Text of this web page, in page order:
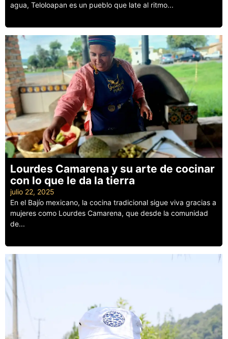
agua, Teloloapan es un pueblo que late al ritmo...
Lourdes Camarena y su arte de cocinar
con lo que le da la tierra
julio 22, 2025
En el Bajío mexicano, la cocina tradicional sigue viva gracias a
mujeres como Lourdes Camarena, que desde la comunidad
de...